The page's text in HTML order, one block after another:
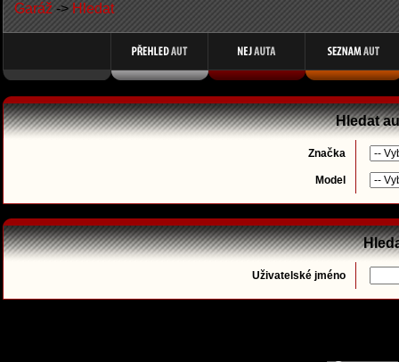
Garáž -> Hledat
Hledat
Značka
Model
Uživatelské jméno